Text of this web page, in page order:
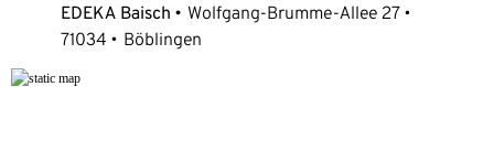
EDEKA Baisch
Wolfgang-Brumme-Allee 27
71034
Böblingen